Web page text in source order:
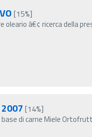
[15%]
â€¢ ricerca della
[14%]
di carne Miele